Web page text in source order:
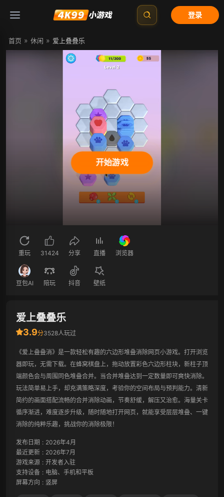
登录
首页 » 休闲 » 爱上叠叠乐
开始游戏
重玩 31424 分享 直播 浏览器
豆包AI 陪玩 抖音 壁纸
爱上叠叠乐
3.9分3528人玩过
《爱上叠叠消》是一款轻松有趣的六边形堆叠消除网页小游戏。打开浏览
器即玩，无需下载。在蜂窝棋盘上，拖动放置彩色六边形柱块，新柱子顶
端颜色会与周围同色堆叠合并。当合并堆叠达到一定数量即可爽快消除。
玩法简单易上手，却充满策略深度，考验你的空间布局与预判能力。清新
简约的画面搭配流畅的合并消除动画，节奏舒缓，解压又治愈。海量关卡
循序渐进，难度逐步升级，随时随地打开网页，就能享受层层堆叠、一键
消除的纯粹乐趣，挑战你的消除极限！
发布日期 : 2026年4月
最近更新 : 2026年7月
游戏来源 : 开发者入驻
支持设备 : 电脑、手机和平板
屏幕方向 : 竖屏